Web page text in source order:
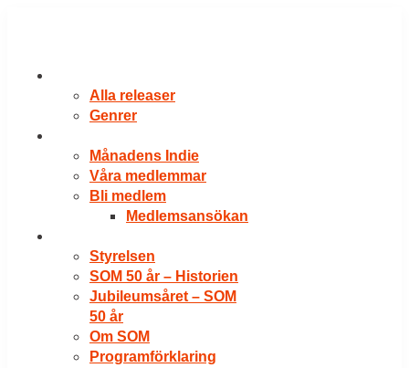
Alla releaser
Genrer
Månadens Indie
Våra medlemmar
Bli medlem
Medlemsansökan
Styrelsen
SOM 50 år – Historien
Jubileumsåret – SOM
50 år
Om SOM
Programförklaring